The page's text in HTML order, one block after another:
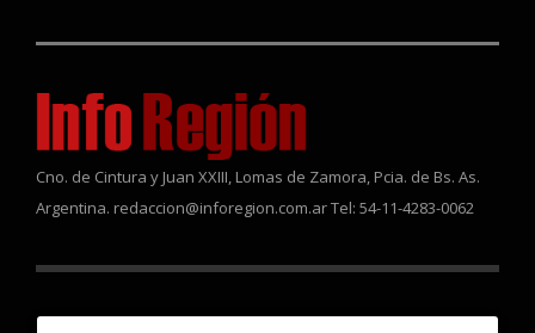
Cno. de Cintura y Juan XXIII, Lomas de Zamora, Pcia. de Bs. As.
Argentina. redaccion@inforegion.com.ar Tel: 54-11-4283-0062